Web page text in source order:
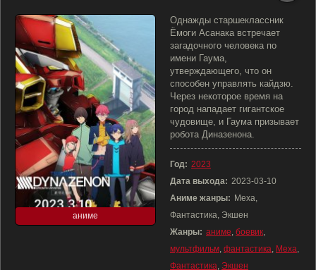
аниме
Однажды старшеклассник
Ёмоги Асанака встречает
загадочного человека по
имени Гаума,
утверждающего, что он
cпособен управлять кайдзю.
Через некоторое время на
город нападает гигантское
чудовище, и Гаума призывает
робота Диназенона.
Год: 2023
Дата выхода: 2023-03-10
Аниме жанры: Меха,
Фантастика, Экшен
Жанры: аниме, боевик,
мультфильм, фантастика, Меха,
Фантастика, Экшен